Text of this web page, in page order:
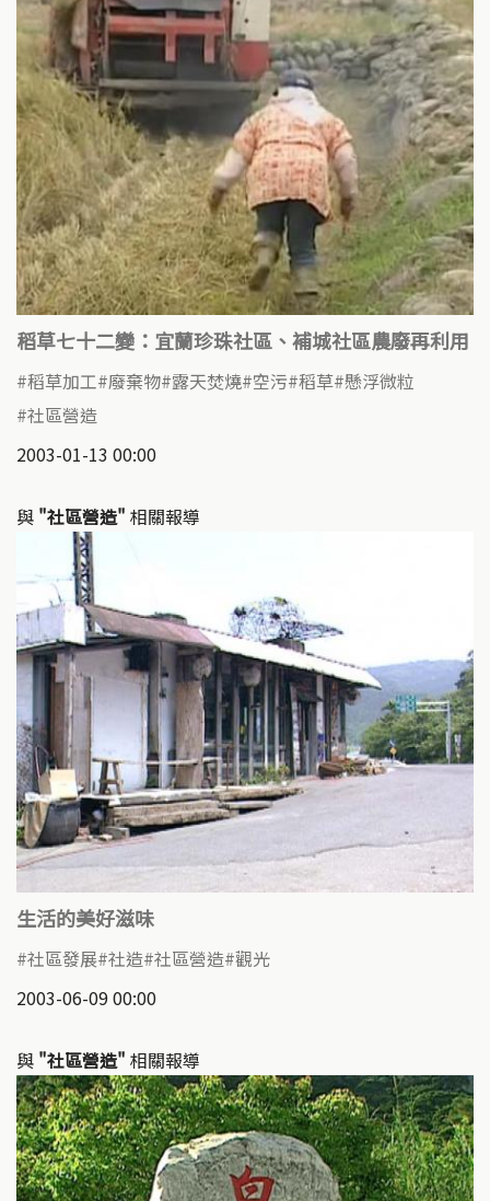
稻草七十二變：宜蘭珍珠社區、補城社區農廢再利用
稻草加工 廢棄物 露天焚燒 空污 稻草 懸浮微粒
社區營造
2003-01-13 00:00
與 "社區營造" 相關報導
生活的美好滋味
社區發展 社造 社區營造 觀光
2003-06-09 00:00
與 "社區營造" 相關報導